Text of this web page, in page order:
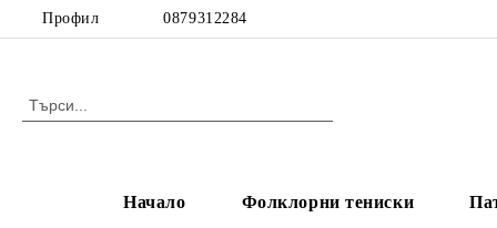
Профил 0879312284
Начало Фолклорни тениски